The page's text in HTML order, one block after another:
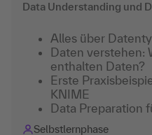
Data Understanding und
Alles über
Daten verstehen:
enthalten Daten?
Erste
KNIME
Data Preparation
Selbstlernphase